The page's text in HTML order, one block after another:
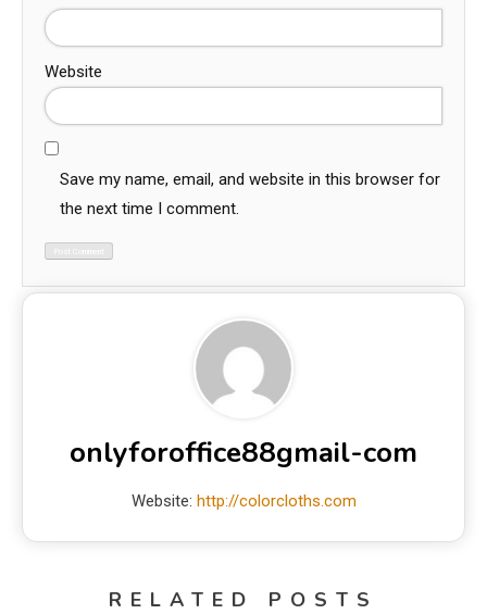
Website
Save my name, email, and website in this browser for
the next time I comment.
onlyforoffice88gmail-com
Website: http://colorcloths.com
RELATED POSTS